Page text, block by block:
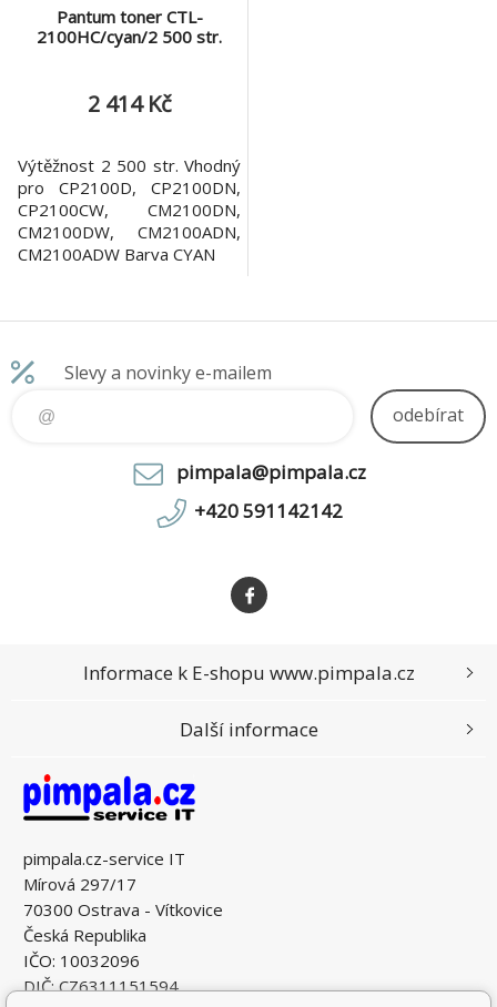
Pantum toner CTL-
2100HC/cyan/2 500 str.
2 414 Kč
Výtěžnost 2 500 str. Vhodný
pro CP2100D, CP2100DN,
CP2100CW, CM2100DN,
CM2100DW, CM2100ADN,
CM2100ADW Barva CYAN
Slevy a novinky e-mailem
odebírat
pimpala@pimpala.cz
+420 591142142
pimpala.cz-service IT
Mírová 297/17
70300 Ostrava - Vítkovice
Česká Republika
IČO: 10032096
DIČ: CZ6311151594
Informace k E-shopu www.pimpala.cz
Další informace